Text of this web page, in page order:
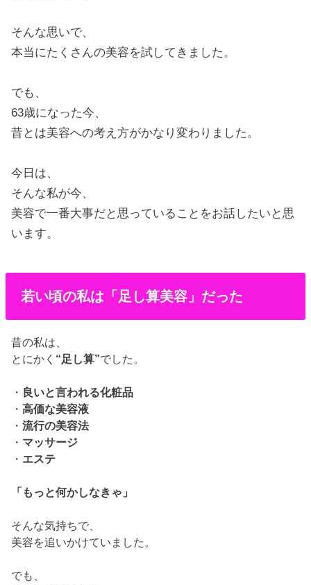
そんな思いで、
本当にたくさんの美容を試してきました。
でも、
63歳になった今、
昔とは美容への考え方がかなり変わりました。
今日は、
そんな私が今、
美容で一番大事だと思っていることをお話したいと思
います。
若い頃の私は「足し算美容」だった
昔の私は、
とにかく “足し算”でした。
・ 良いと言われる化粧品
・高価な美容液
・流行の美容法
・ マッサージ
・ エステ
「もっと何かしなきゃ」
そんな気持ちで、
美容を追いかけていました。
でも、